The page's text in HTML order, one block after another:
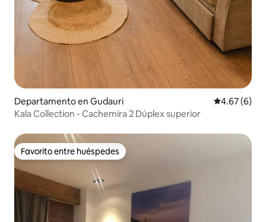
Departamento en Gudauri Calificación
4.67 (6)
Kala Collection - Cachemira 2 Dúplex superior
Favorito entre huéspedes
Favorito entre huéspedes